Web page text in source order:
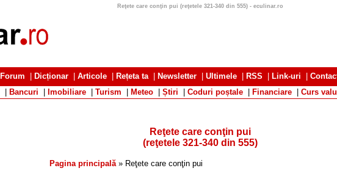
Reţete care conţin pui (reţetele 321-340 din 555) - eculinar.ro
Forum Dicționar Articole Rețeta ta| Newsletter Ultimele RSS Link-uri
Bancuri Imobiliare Turism Meteo Știri Coduri poștale Financiare Curs
Reţete care conţin pui
(reţetele 321-340 din 555)
Pagina principală» Reţete care conţin pui